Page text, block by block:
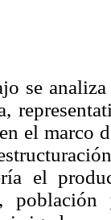
se
el marco
el